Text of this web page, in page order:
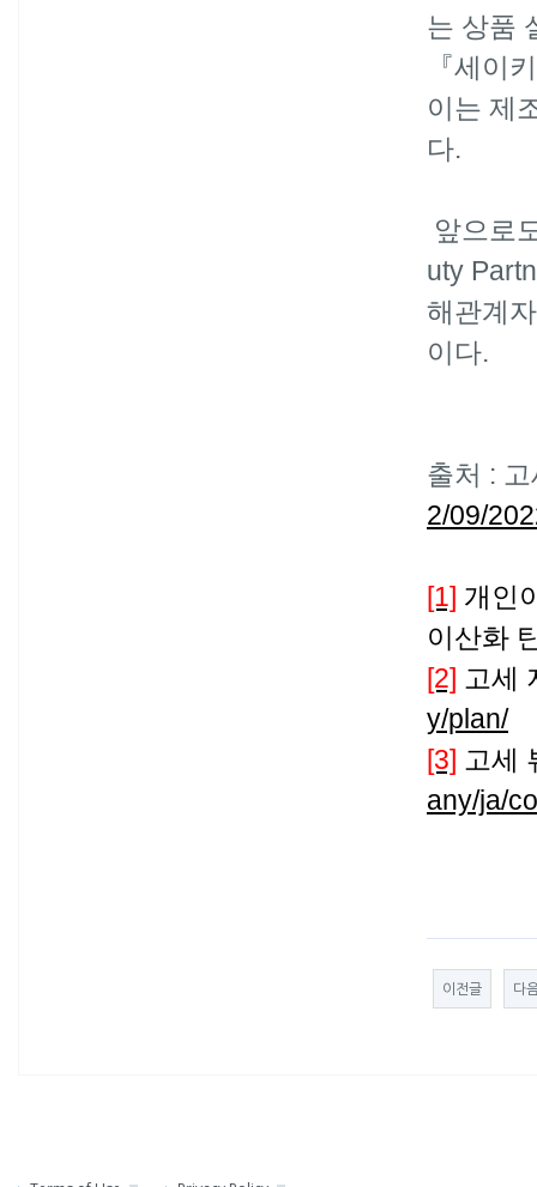
는 상품
『세이
이는 제
다.
앞으로
uty
해관계
이다.
출처 :
2/09/
[1] 개인
이산화
[2] 고세
y/plan/
[3] 고세
any/ja/
이전글 다